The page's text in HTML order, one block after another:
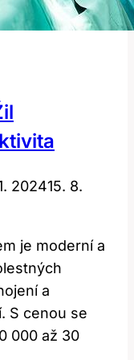
202415. 8.
je moderní a
a
S cenou se
000 až 30